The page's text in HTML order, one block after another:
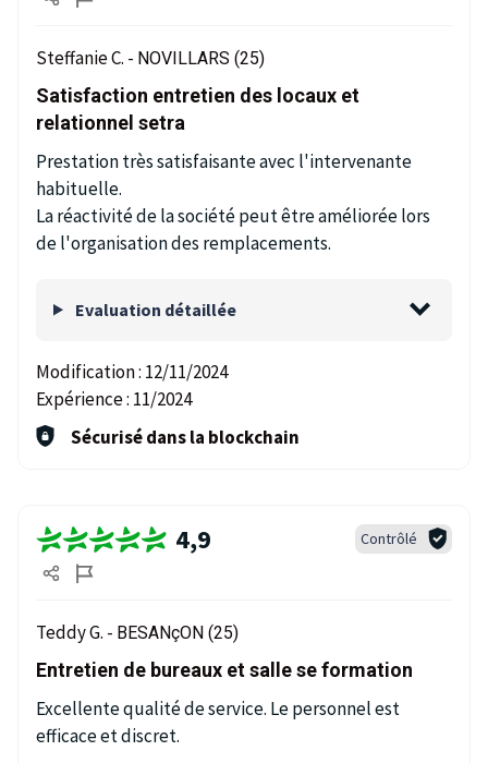
Steffanie C. - NOVILLARS (25)
Satisfaction entretien des locaux et
relationnel setra
Prestation très satisfaisante avec l'intervenante
habituelle.
La réactivité de la société peut être améliorée lors
de l'organisation des remplacements.
Evaluation détaillée
Modification : 12/11/2024
Expérience : 11/2024
Sécurisé dans la blockchain
4,9 Contrôlé
Teddy G. - BESANçON (25)
Entretien de bureaux et salle se formation
Excellente qualité de service. Le personnel est
efficace et discret.